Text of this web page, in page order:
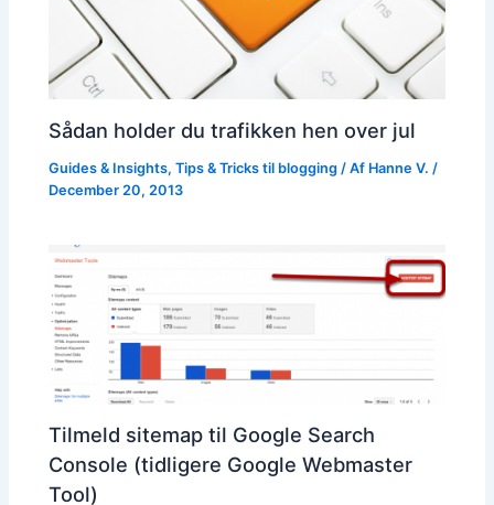
Sådan holder du trafikken hen over jul
Guides & Insights,Tips & Tricks til blogging / Af Hanne V. /
December 20, 2013
Tilmeld sitemap til Google Search
Console (tidligere Google Webmaster
Tool)